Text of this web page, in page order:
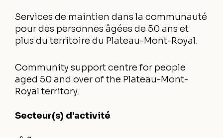
Services de maintien dans la communauté
pour des personnes âgées de 50 ans et
plus du territoire du Plateau-Mont-Royal.
Community support centre for people
aged 50 and over of the Plateau-Mont-
Royal territory.
Secteur(s) d'activité